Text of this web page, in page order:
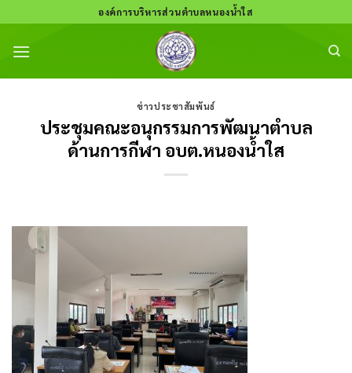
to
content
องค์การบริหารส่วนตำบลหนองน้ำใส
ข่าวประชาสัมพันธ์
ประชุมคณะอนุกรรมการพัฒนาตำบล
ด้านการกีฬา อบต.หนองน้ำใส